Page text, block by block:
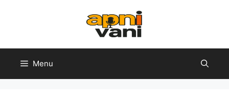
Menu